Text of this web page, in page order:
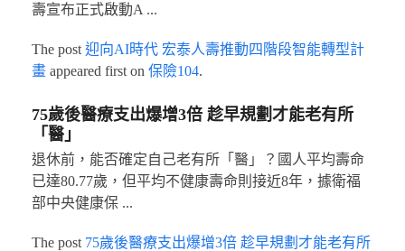
壽宣布正式啟動A ...
The post 迎向AI時代 宏泰人壽推動四階段智能轉型計
畫appeared first on 保險104.
75歲後醫療支出爆增3倍 趁早規劃才能老有所
「醫」
退休前，能否確定自己老有所「醫」？國人平均壽命
已達80.77歲，但平均不健康壽命則接近8年，據衛福
部中央健康保 ...
The post 75歲後醫療支出爆增3倍 趁早規劃才能老有所